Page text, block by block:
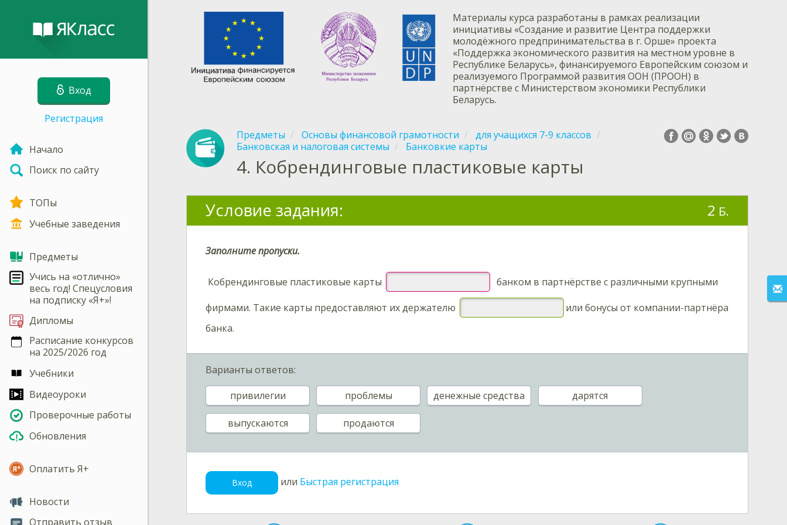
Вход
Регистрация
Начало
Поиск по сайту
ТОПы
Учебные заведения
Предметы
Учись на «отлично»
весь год! Спецусловия
на подписку «Я+»!
Дипломы
Расписание конкурсов
на 2025/2026 год
Учебники
Видеоуроки
Проверочные работы
Обновления
Оплатить Я+
Новости
Отправить отзыв
Материалы курса разработаны в рамках реализации
инициативы «Создание и развитие Центра поддержки
молодёжного предпринимательства в г. Орше» проекта
«Поддержка экономического развития на местном уровне в
Республике Беларусь», финансируемого Европейским союзом и
реализуемого Программой развития ООН (ПРООН) в
партнёрстве с Министерством экономики Республики
Беларусь.
Предметы Основы финансовой грамотности
для учащихся 7-9 классов
Банковская и налоговая системы
Банковкие карты
4. Кобрендинговые пластиковые карты
Условие задания: 2 Б.
Заполните пропуски.
Кобрендинговые пластиковые карты
банком в партнёрстве с различными крупными
фирмами. Такие карты предоставляют их держателю
или бонусы от компании-партнёра
банка.
Варианты ответов:
привилегии
проблемы денежные средства дарятся
выпускаются продаются
Вход или Быстрая регистрация